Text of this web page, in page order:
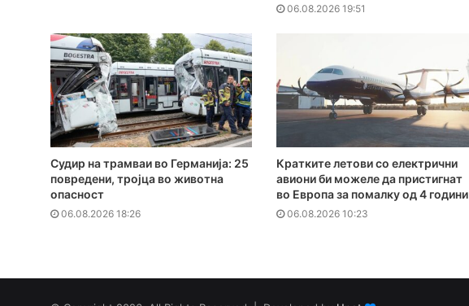
06.08.2026 19:51
Судир на трамваи во Германија: 25
повредени, тројца во животна
опасност
06.08.2026 18:26
Кратките летови со електрични
авиони би можеле да пристигнат
во Европа за помалку од 4 години
06.08.2026 10:23